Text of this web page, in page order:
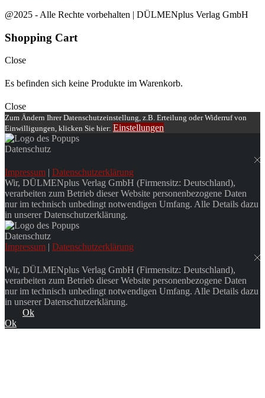
@2025 - Alle Rechte vorbehalten | DÜLMENplus Verlag GmbH
Shopping Cart
Close
Es befinden sich keine Produkte im Warenkorb.
Close
Zum Ändern Ihrer Datenschutzeinstellung, z.B. Erteilung oder Widerruf von
Einwilligungen, klicken Sie hier: Einstellungen
Datenschutz
Impressum | Datenschutzerklärung
Wir, DÜLMENplus Verlag GmbH (Firmensitz: Deutschland),
verarbeiten zum Betrieb dieser Website personenbezogene Daten
nur im technisch unbedingt notwendigen Umfang. Alle Details dazu
in unserer Datenschutzerklärung.
Datenschutz
Impressum | Datenschutzerklärung
Wir, DÜLMENplus Verlag GmbH (Firmensitz: Deutschland),
verarbeiten zum Betrieb dieser Website personenbezogene Daten
nur im technisch unbedingt notwendigen Umfang. Alle Details dazu
in unserer Datenschutzerklärung.
Ok
Ok